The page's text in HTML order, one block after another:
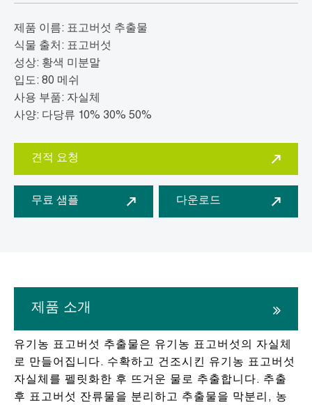
제품 이름: 표고버섯 추출물
식물 출처: 표고버섯
성상: 황색 미분말
입도: 80 메쉬
사용 부품: 자실체
사양: 다당류 10% 30% 50%
견적 요청
무료 샘플 다운로드
제품 소개
유기농 표고버섯 추출물은 유기농 표고버섯의 자실체
로 만들어집니다. 수확하고 건조시킨 유기농 표고버섯
자실체를 펠릿화한 후 뜨거운 물로 추출합니다. 추출
후 표고버섯 잔류물을 분리하고 추출물을 막분리, 농